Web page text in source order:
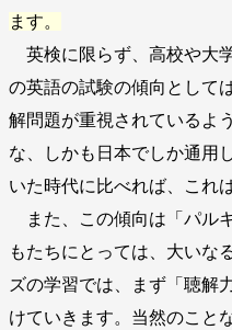
ます。
英検に限らず、高校や大
の英語の試験の傾向として
解問題が重視されているよ
な、しかも日本でしか通用
いた時代に比べれば、これ
また、この傾向は「パル
もたちにとっては、大いな
ズの学習では、まず「聴解
けていきます。当然のこと